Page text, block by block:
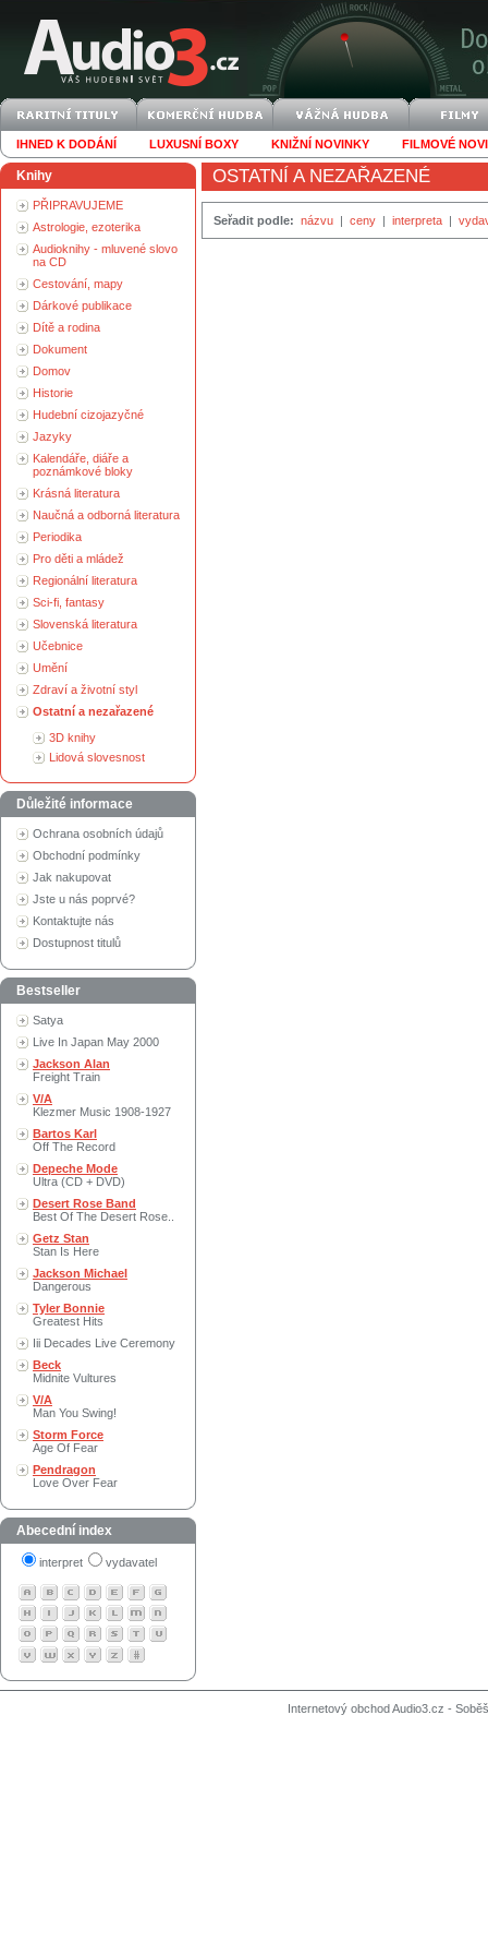
IHNED K DODÁNÍ LUXUSNÍ BOXY KNIŽNÍ NOVINKY FILMOVÉ
Knihy
PŘIPRAVUJEME
Astrologie, ezoterika
Audioknihy - mluvené slovo
na CD
Cestování, mapy
Dárkové publikace
Dítě a rodina
Dokument
Domov
Historie
Hudební cizojazyčné
Jazyky
Kalendáře, diáře a
poznámkové bloky
Krásná literatura
Naučná a odborná literatura
Periodika
Pro děti a mládež
Regionální literatura
Sci-fi, fantasy
Slovenská literatura
Učebnice
Umění
Zdraví a životní styl
Ostatní a nezařazené
3D knihy
Lidová slovesnost
Důležité informace
Ochrana osobních údajů
Obchodní podmínky
Jak nakupovat
Jste u nás poprvé?
Kontaktujte nás
Dostupnost titulů
Bestseller
Satya
Live In Japan May 2000
Jackson Alan
Freight Train
V/A
Klezmer Music 1908-1927
Bartos Karl
Off The Record
Depeche Mode
Ultra (CD + DVD)
Desert Rose Band
Best Of The Desert Rose..
Getz Stan
Stan Is Here
Jackson Michael
Dangerous
Tyler Bonnie
Greatest Hits
Iii Decades Live Ceremony
Beck
Midnite Vultures
V/A
Man You Swing!
Storm Force
Age Of Fear
Pendragon
Love Over Fear
Abecední index
interpret vydavatel
OSTATNÍ A NEZAŘAZENÉ
Seřadit podle: názvu | ceny | interpreta |
Internetový obchod Audio3.cz -